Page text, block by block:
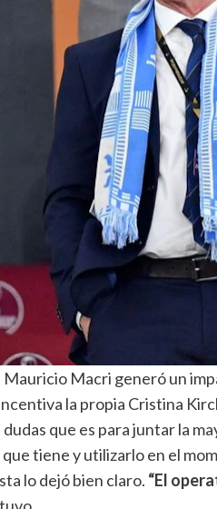
Macri generó un
la propia Cristina
que es para juntar la
tiene y utilizarlo en el
lo dejó bien claro. “El